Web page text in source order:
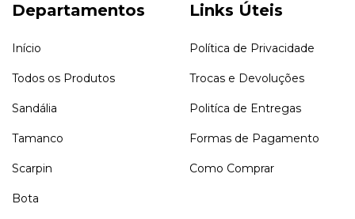
Departamentos
Início
Todos os Produtos
Sandália
Tamanco
Scarpin
Bota
Links Úteis
Política de Privacidade
Trocas e Devoluções
Politíca de Entregas
Formas de Pagamento
Como Comprar